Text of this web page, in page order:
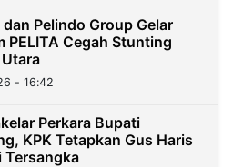
dan Pelindo Group Gelar
PELITA Cegah Stunting
- 16:42
Perkara Bupati
KPK Tetapkan Gus Haris
Tersangka